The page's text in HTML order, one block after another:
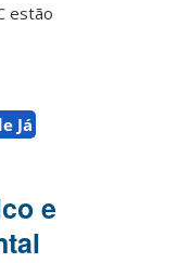
estão
Já
e